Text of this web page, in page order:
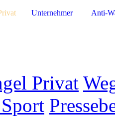
Privat
Unternehmer Anti-